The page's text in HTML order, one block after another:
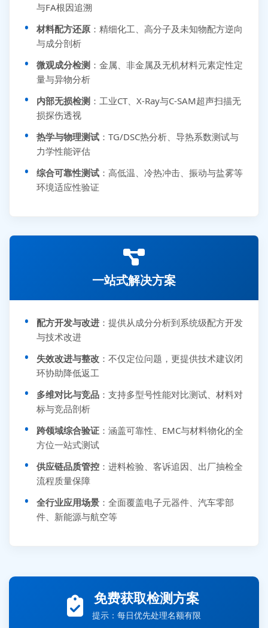
与FA根因追溯
材料配方还原 ：精细化工、高分子及未知物配方逆向
与成分剖析
微观成分检测 ：金属、非金属及无机材料元素定性定
量与异物分析
内部无损检测 ：工业CT、X-Ray与C-SAM超声扫描无
损探伤透视
热学与物理测试 ：TG/DSC热分析、导热系数测试与
力学性能评估
综合可靠性测试 ：高低温、冷热冲击、振动与盐雾等
环境适应性验证
一站式解决方案
配方开发与改进 ：提供从成分分析到系统级配方开发
与技术改进
失效改进与整改 ：不仅定位问题，更提供技术建议闭
环协助降低返工
多维对比与竞品 ：支持多型号性能对比测试、材料对
标与竞品剖析
跨领域综合验证 ：涵盖可靠性、EMC与材料物化的全
方位一站式测试
供应链品质管控 ：进料检验、客诉追因、出厂抽检全
流程质量保障
全行业应用场景 ：全面覆盖电子元器件、汽车零部
件、新能源与航空等
免费获取检测方案
提示：每日优先处理名额有限
李女士 159****5393 3分钟前提交可靠性测试需求
王经理 186****9012 7分钟前提交并网/涉网试验需求
赵总 135****7688 12分钟前提交芯片失效分析需求